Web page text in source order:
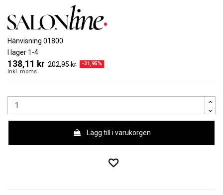
Hänvisning 01800
I lager 1-4
138,11 kr 202,95 kr
-31,95%
Inkl. moms
Lägg till i varukorgen